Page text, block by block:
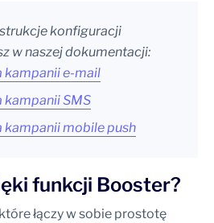
konfiguracji
w naszej dokumentacji:
kampanii e-mail
kampanii SMS
kampanii mobile push
funkcji Booster?
łączy w sobie prostotę